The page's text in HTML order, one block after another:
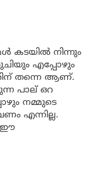
കടയിൽ നിന്നും
എപ്പോഴും
തന്നെ ആണ്.
പാല് ഒറ
നമ്മുടെ
എന്നില്ല.
ഈ